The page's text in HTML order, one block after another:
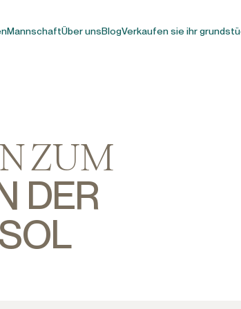
MannschaftÜber unsBlogVerkaufen sie ihr
ZUM
DER